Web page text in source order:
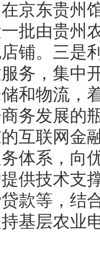
京东贵州
批由贵州
铺。三是
务，集中
和物流，
务发展的
互联网金
体系，向
供技术支
款等，结
基层农业